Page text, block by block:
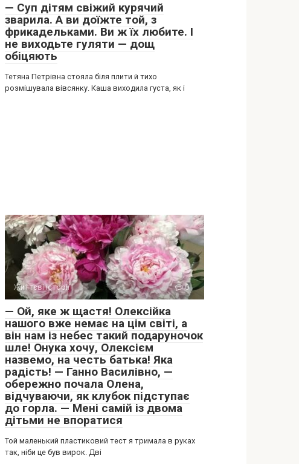
— Суп дітям свіжий курячий
зварила. А ви доїжте той, з
фрикадельками. Ви ж їх любите. І
не виходьте гуляти — дощ
обіцяють
Тетяна Петрівна стояла біля плити й тихо
розмішувала вівсянку. Каша виходила густа, як і
Життєві історії 0
— Ой, яке ж щастя! Олексійка
нашого вже немає на цім світі, а
він нам із небес такий подаруночок
шле! Онука хочу, Олексієм
назвемо, на честь батька! Яка
радість! — Ганно Василівно, —
обережно почала Олена,
відчуваючи, як клубок підступає
до горла. — Мені самій із двома
дітьми не впоратися
Той маленький пластиковий тест я тримала в руках
так, ніби це був вирок. Дві